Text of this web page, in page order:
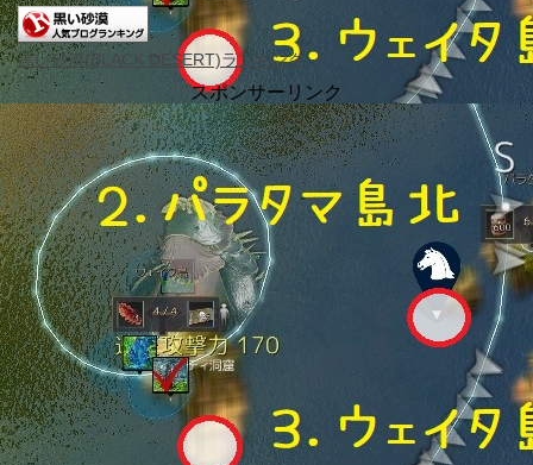
黒い砂漠(BLACK DESERT)ランキング
スポンサーリンク